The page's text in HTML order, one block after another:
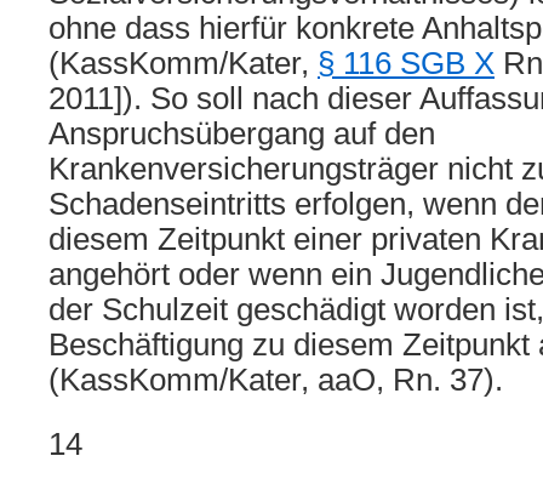
ohne dass hierfür konkrete
(KassKomm/Kater, § 116 SGB X
2011]). So soll nach dieser
Anspruchsübergang auf den
Krankenversicherungsträger nicht
Schadenseintritts erfolgen, wenn
diesem Zeitpunkt einer privaten
angehört oder wenn ein
der Schulzeit geschädigt worden
Beschäftigung zu diesem Zeitpunkt
(KassKomm/Kater, aaO, Rn. 37).
14